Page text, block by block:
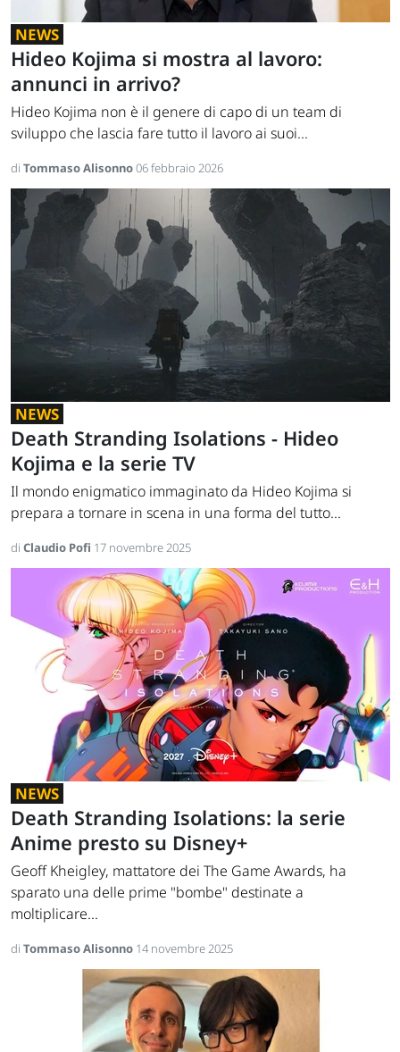
NEWS
Hideo Kojima si mostra al lavoro:
annunci in arrivo?
Hideo Kojima non è il genere di capo di un team di
sviluppo che lascia fare tutto il lavoro ai suoi...
di Tommaso Alisonno06 febbraio 2026
NEWS
Death Stranding Isolations - Hideo
Kojima e la serie TV
Il mondo enigmatico immaginato da Hideo Kojima si
prepara a tornare in scena in una forma del tutto...
di Claudio Pofi 17 novembre 2025
NEWS
Death Stranding Isolations: la serie
Anime presto su Disney+
Geoff Kheigley, mattatore dei The Game Awards, ha
sparato una delle prime "bombe" destinate a
moltiplicare...
di Tommaso Alisonno 14 novembre 2025